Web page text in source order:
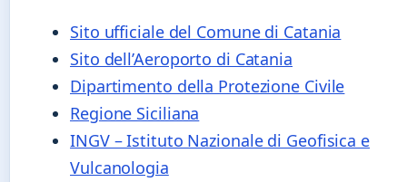
Sito ufficiale del Comune di Catania
Sito dell’Aeroporto di Catania
Dipartimento della Protezione Civile
Regione Siciliana
INGV – Istituto Nazionale di Geofisica e
Vulcanologia